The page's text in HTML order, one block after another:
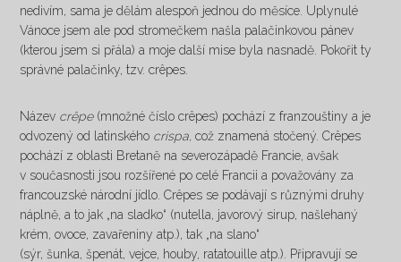
nedivím, sama je dělám alespoň jednou do měsíce. Uplynulé
Vánoce jsem ale pod stromečkem našla palačinkovou pánev
(kterou jsem si přála) a moje další mise byla nasnadě. Pokořit ty
správné palačinky, tzv. crêpes.
Název crêpe (množné číslo crêpes) pochází z franzouštiny a je
odvozený od latinského crispa,což znamená stočený. Crêpes
pochází z oblasti Bretaně na severozápadě Francie, avšak
v současnosti jsou rozšířené po celé Francii a považovány za
francouzské národní jídlo. Crêpes se podávají s různými druhy
náplně, a to jak „na sladko“ (nutella, javorový sirup, našlehaný
krém, ovoce, zavařeniny atp.), tak „na slano“
(sýr, šunka, špenát, vejce, houby, ratatouille atp.). Připravují se